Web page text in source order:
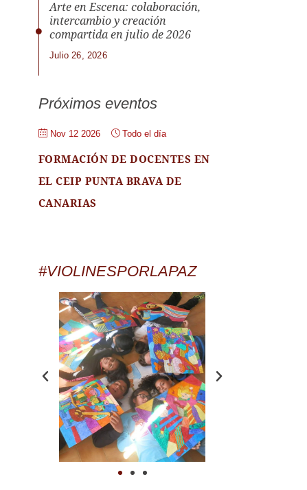
Arte en Escena: colaboración,
intercambio y creación
compartida en julio de 2026
Julio 26, 2026
Próximos eventos
Nov 12 2026 Todo el día
FORMACIÓN DE DOCENTES EN
EL CEIP PUNTA BRAVA DE
CANARIAS
#VIOLINESPORLAPAZ